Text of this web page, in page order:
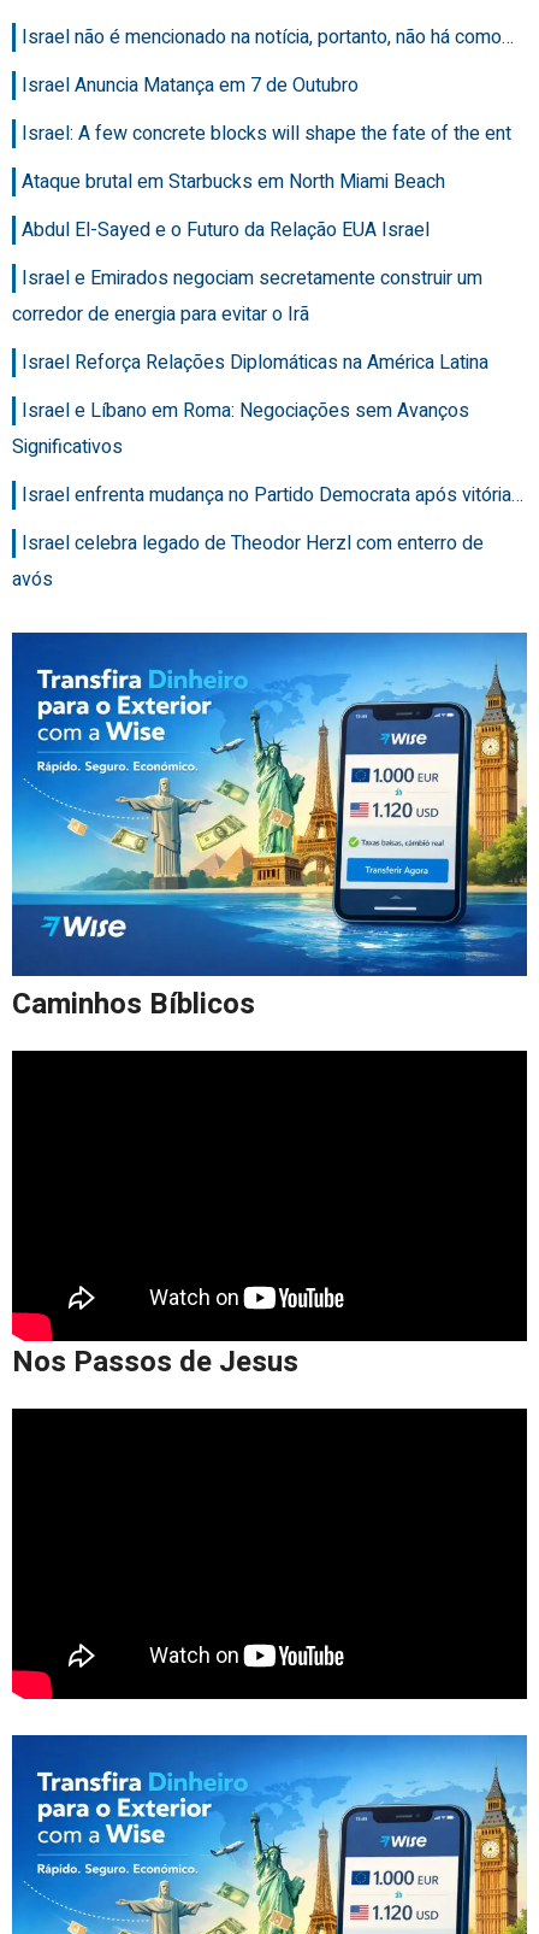
Israel não é mencionado na notícia, portanto, não há como…
Israel Anuncia Matança em 7 de Outubro
Israel: A few concrete blocks will shape the fate of the ent
Ataque brutal em Starbucks em North Miami Beach
Abdul El-Sayed e o Futuro da Relação EUA Israel
Israel e Emirados negociam secretamente construir um
corredor de energia para evitar o Irã
Israel Reforça Relações Diplomáticas na América Latina
Israel e Líbano em Roma: Negociações sem Avanços
Significativos
Israel enfrenta mudança no Partido Democrata após vitória…
Israel celebra legado de Theodor Herzl com enterro de
avós
Caminhos Bíblicos
Nos Passos de Jesus